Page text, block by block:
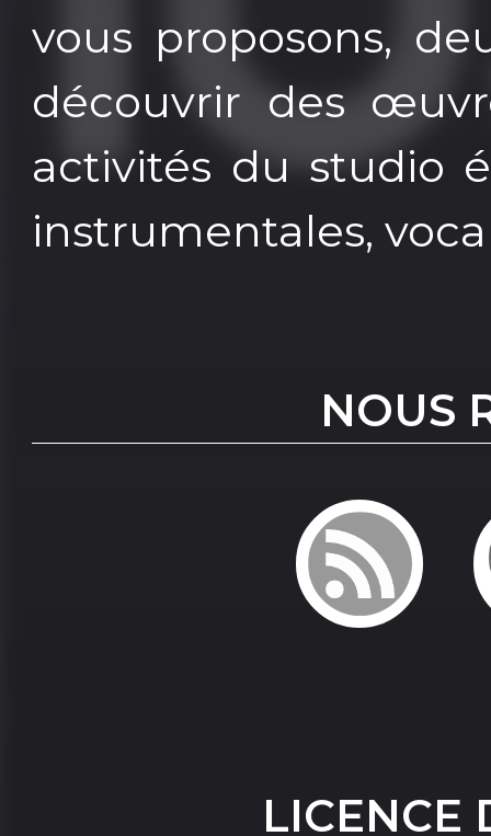
vous proposons,
découvrir des
activités du studio
instrumentales,
NOUS
LICENCE